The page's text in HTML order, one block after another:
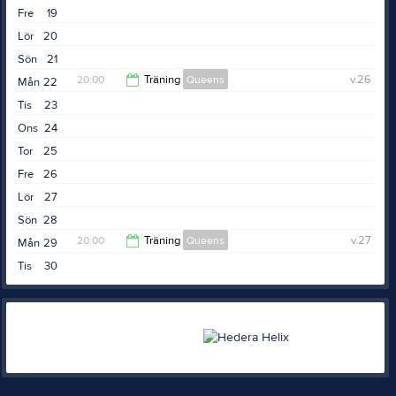
19
Fre
20
Lör
21
Sön
22
Mån v.26
20:00 Träning Queens
23
Tis
24
Ons
25
Tor
26
Fre
27
Lör
28
Sön
29
Mån v.27
20:00 Träning Queens
21:15
30
Tis